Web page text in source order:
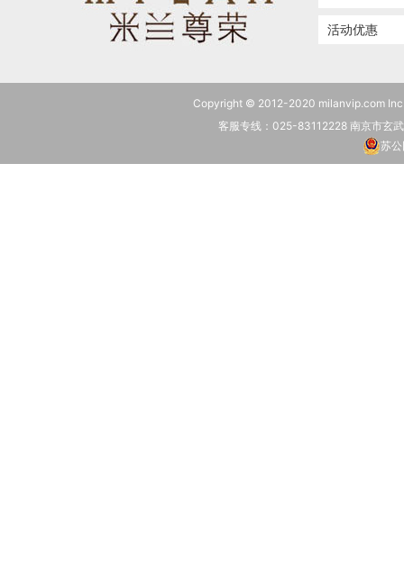
活动优惠
Copyright © 2012-2020 milanvip.com Inc.
客服专线：025-83112228 南京市玄
苏